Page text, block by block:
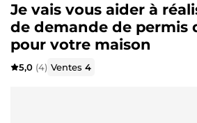
Je vais vous aider à
de demande de permis
pour votre maison
5,0 (4) Ventes4